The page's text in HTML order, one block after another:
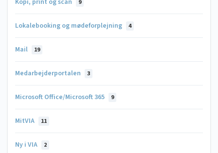
9
Lokalebooking og mødeforplejning 4
Mail 19
Medarbejderportalen 3
Microsoft Office/Microsoft 365 9
MitVIA 11
Ny i VIA 2